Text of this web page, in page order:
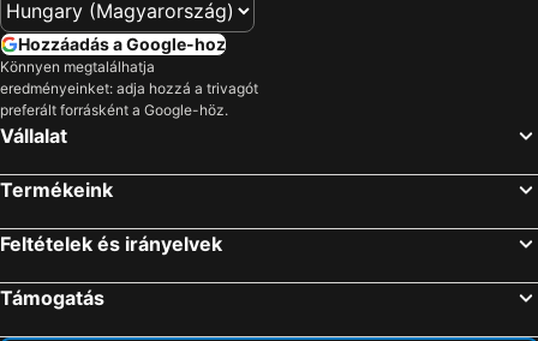
Nereus Park Hotel
LUA Resort - Adults only
Sophies Guesthouse
Flamingo
Hotel Három Hattyú
Hotel Molo
Hozzáadás a Google-hoz
Könnyen megtalálhatja
eredményeinket: adja hozzá a trivagót
preferált forrásként a Google-höz.
Vállalat
Termékeink
Feltételek és irányelvek
Támogatás